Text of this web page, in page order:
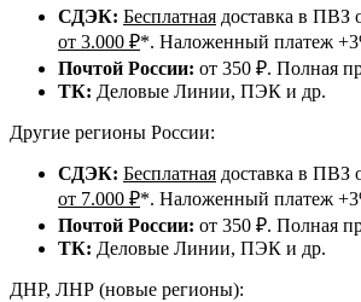
СДЭК: Бесплатная доставка в ПВЗ
от 3.000 ₽*. Наложенный платеж
Почтой России: от 350 ₽. Полная
ТК: Деловые Линии, ПЭК и др.
Другие регионы России:
СДЭК: Бесплатная доставка в ПВЗ
от 7.000 ₽*. Наложенный платеж
Почтой России: от 350 ₽. Полная
ТК: Деловые Линии, ПЭК и др.
ДНР, ЛНР (новые регионы):